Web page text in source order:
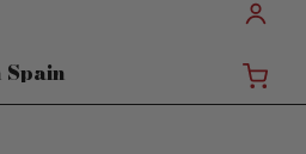
Spain